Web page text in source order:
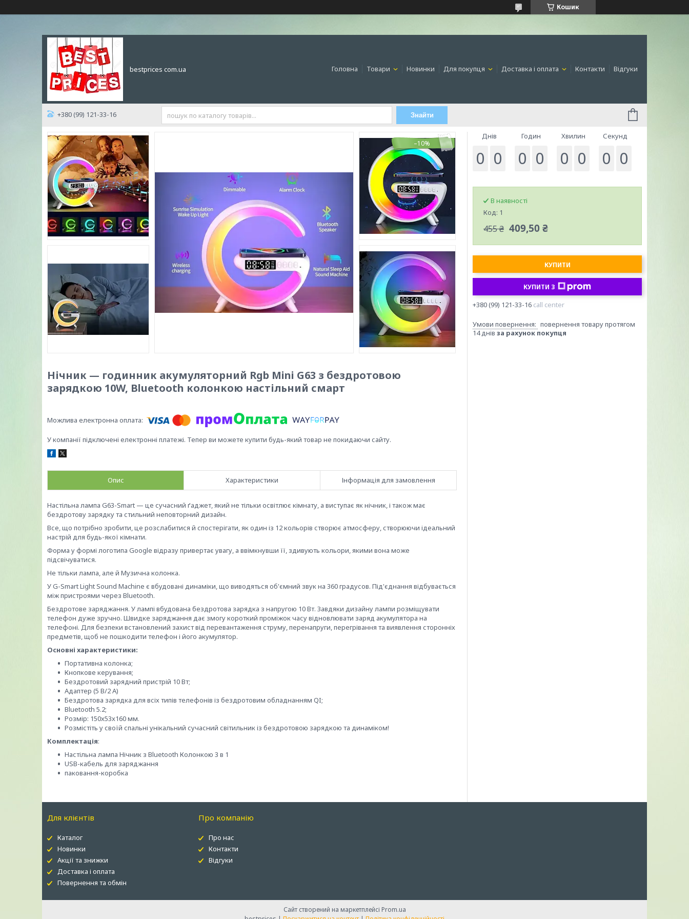
Кошик
bestprices com.ua Головна Товари Новинки Для покупця Доставка і оплата Контакти Відгуки
+380 (99) 121-33-16 Знайти
–10%
Нічник — годинник акумуляторний Rgb Mini G63 з бездротовою
зарядкою 10W, Bluetooth колонкою настільний смарт
У компанії підключені електронні платежі. Тепер ви можете купити будь-який товар не покидаючи сайту.
Опис Характеристики Інформація для замовлення
Настільна лампа G63-Smart — це сучасний ґаджет, який не тільки освітлює кімнату, а виступає як нічник, і також має
бездротову зарядку та стильний неповторний дизайн.
Все, що потрібно зробити, це розслабитися й спостерігати, як один із 12 кольорів створює атмосферу, створюючи ідеальний
настрій для будь-якої кімнати.
Форма у формі логотипа Google відразу привертає увагу, а ввімкнувши її, здивують кольори, якими вона може
підсвічуватися.
Не тільки лампа, але й Музична колонка.
У G-Smart Light Sound Machine є вбудовані динаміки, що виводяться об'ємний звук на 360 градусов. Під'єднання відбувається
між пристроями через Bluetooth.
Бездротове заряджання. У лампі вбудована бездротова зарядка з напругою 10 Вт. Завдяки дизайну лампи розміщувати
телефон дуже зручно. Швидке заряджання дає змогу короткий проміжок часу відновлювати заряд акумулятора на
телефоні. Для безпеки встановлений захист від перевантаження струму, перенапруги, перегрівання та виявлення сторонніх
предметів, щоб не пошкодити телефон і його акумулятор.
Основні характеристики:
Портативна колонка;
Кнопкове керування;
Бездротовий зарядний пристрій 10 Вт;
Адаптер (5 В/2 А)
Бездротова зарядка для всіх типів телефонів із бездротовим обладнанням QI;
Bluetooth 5.2;
Розмір: 150x53x160 мм.
Розмістіть у своїй спальні унікальний сучасний світильник із бездротовою зарядкою та динаміком!
Комплектація:
Настільна лампа Нічник з Bluetooth Колонкою 3 в 1
USB-кабель для заряджання
паковання-коробка
Днів
0 0
Годин
0 0
Хвилин
0 0
Секунд
0 0
В наявності
Код: 1
455 ₴ 409,50 ₴
КУПИТИ
КУПИТИ З
+380 (99) 121-33-16 call center
повернення товару протягом
14 днів за рахунок покупця
Для клієнтів
Каталог
Новинки
Акції та знижки
Доставка і оплата
Повернення та обмін
Про компанію
Про нас
Контакти
Відгуки
Сайт створений на маркетплейсі Prom.ua